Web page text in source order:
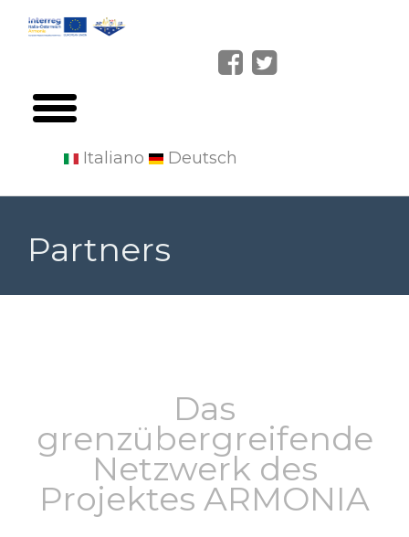
main
Italiano Deutsch
Partners
Das
grenzübergreifende
Netzwerk des
Projektes ARMONIA